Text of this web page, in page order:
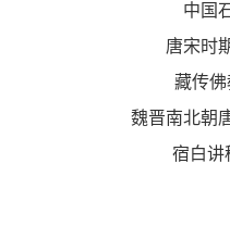
中国
唐宋时
藏传
魏晋南北朝
宿白讲